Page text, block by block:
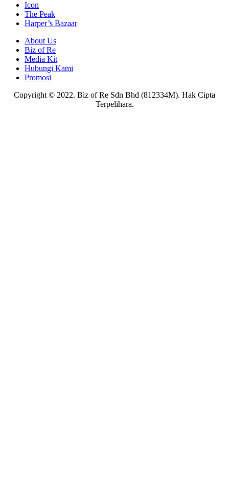
Icon
The Peak
Harper’s Bazaar
About Us
Biz of Re
Media Kit
Hubungi Kami
Promosi
Copyright © 2022. Biz of Re Sdn Bhd (812334M). Hak Cipta
Terpelihara.